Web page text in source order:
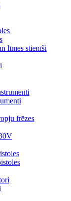
līmes stienīši
frēzes